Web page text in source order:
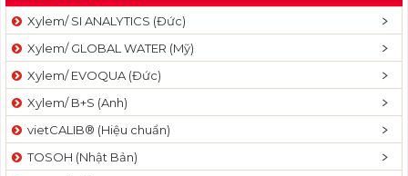
l
v
a
t
Xylem/ SI ANALYTICS (Đức)
Xylem/ GLOBAL WATER (Mỹ)
Xylem/ EVOQUA (Đức)
Xylem/ B+S (Anh)
vietCALIB® (Hiệu chuẩn)
TOSOH (Nhật Bản)